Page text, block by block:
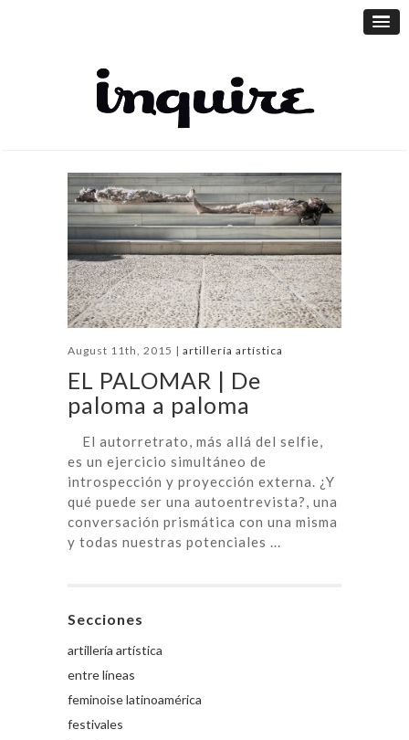
August 11th, 2015 | artillería artística
EL PALOMAR | De
paloma a paloma
El autorretrato, más allá del selfie,
es un ejercicio simultáneo de
introspección y proyección externa. ¿Y
qué puede ser una autoentrevista?, una
conversación prismática con una misma
y todas nuestras potenciales ...
Secciones
artillería artística
entre líneas
feminoise latinoamérica
festivales